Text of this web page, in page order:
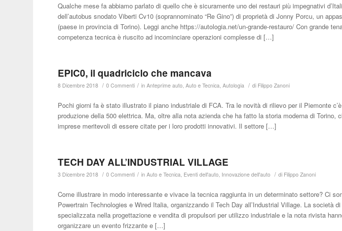
Qualche mese fa abbiamo parlato di quello che è sicuramente uno dei restauri più impegnativi
dell’autobus snodato Viberti Cv10 (soprannominato “Re Gino”) di proprietà di Jonny Porcu, un
(paese in provincia di Torino). Leggi anche https://autologia.net/un-grande-restauro/ Con grande
competenza tecnica è riuscito ad incominciare operazioni complesse di […]
EPIC0, il quadriciclo che mancava
8 Dicembre 2018 / 0 Commenti / inAnteprime auto ,Auto e Tecnica ,Autologia / di Filippo Zanoni
Pochi giorni fa è stato illustrato il piano industriale di FCA. Tra le novità di rilievo per il Piemonte
produzione della 500 elettrica. Ma, oltre alla nota azienda che ha fatto la storia moderna di Torino,
imprese meritevoli di essere citate per i loro prodotti innovativi. Il settore […]
TECH DAY ALL’INDUSTRIAL VILLAGE
3 Dicembre 2018 / 0 Commenti / inAuto e Tecnica Eventi dell'auto Innovazione dell'auto / di Filippo Zanoni
Come illustrare in modo interessante e vivace la tecnica raggiunta in un determinato settore? Ci
Powertrain Technologies e Wired Italia, organizzando il Tech Day all’Industrial Village. La società
specializzata nella progettazione e vendita di propulsori per utilizzo industriale e la nota rivista
organizzare un evento frizzante e […]